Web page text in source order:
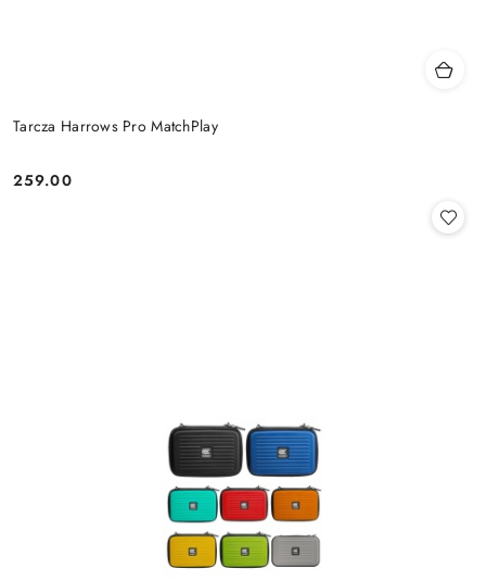
Tarcza Harrows Pro MatchPlay
Cena:
259.00